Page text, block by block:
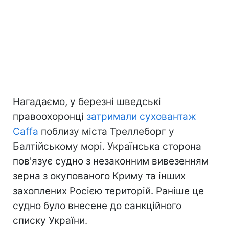
Нагадаємо, у березні шведські
правоохоронці затримали суховантаж
Caffa поблизу міста Треллеборг у
Балтійському морі. Українська сторона
пов'язує судно з незаконним вивезенням
зерна з окупованого Криму та інших
захоплених Росією територій. Раніше це
судно було внесене до санкційного
списку України.